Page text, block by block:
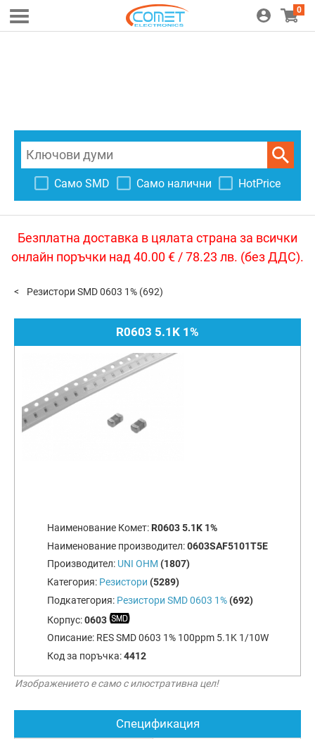
0
Само SMD Само налични HotPrice
Безплатна доставка в цялата страна за всички
онлайн поръчки над 40.00 € / 78.23 лв. (без ДДС).
Резистори SMD 0603 1% (692)
R0603 5.1K 1%
Наименование Комет: R0603 5.1K 1%
Наименование производител:0603SAF5101T5E
Производител: UNI OHM (1807)
Категория: Резистори (5289)
Подкатегория: Резистори SMD 0603 1% (692)
Корпус:0603
Описание: RES SMD 0603 1% 100ppm 5.1K 1/10W
Код за поръчка:4412
Изображението е само с илюстративна цел!
Спецификация